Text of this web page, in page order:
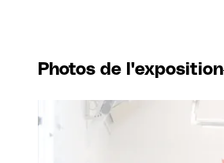
Photos de l'exposition
Agrandir